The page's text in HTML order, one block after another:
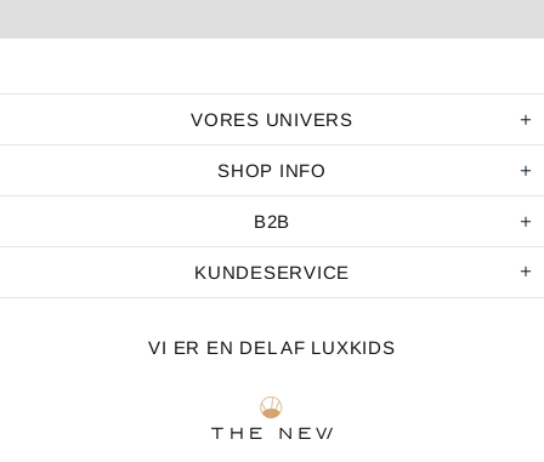
VORES UNIVERS
SHOP INFO
B2B
KUNDESERVICE
VI ER EN DEL AF LUXKIDS